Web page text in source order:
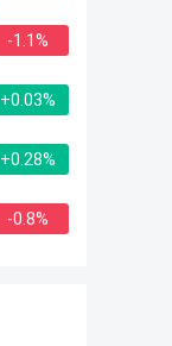
-1.1%
+0.03%
+0.28%
-0.8%